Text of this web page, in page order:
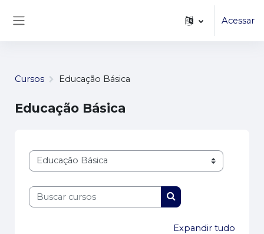
Ir para o conteúdo principal
Acessar
Cursos Educação Básica
Educação Básica
Categorias de Cursos
Buscar cursos
Buscar cursos
Expandir tudo